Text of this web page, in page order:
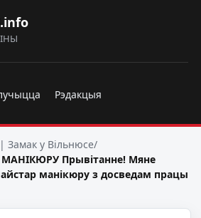
Рэдакцыя
Замак у Вільнюсе/
Прывітанне! Мяне
манікюру з досведам працы